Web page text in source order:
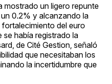
mostrado un ligero repunte
0.2% y alcanzando la
del euro
se había registrado la
de Cité Gestion, señaló
que necesitaban los
la incertidumbre que